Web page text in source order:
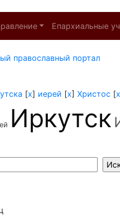
Епархиальные
православный портал
[x] иерей [x] Христос [x
Иркутск